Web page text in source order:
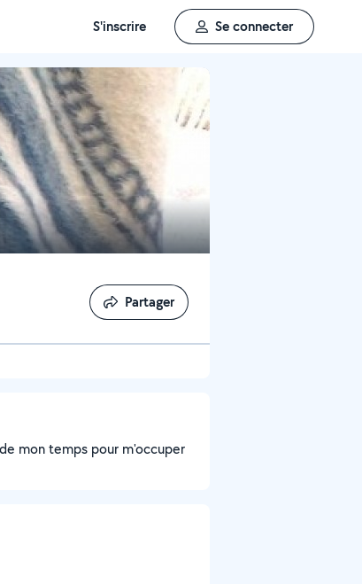
S'inscrire Se connecter
Partager
Partager
mon temps pour m'occuper